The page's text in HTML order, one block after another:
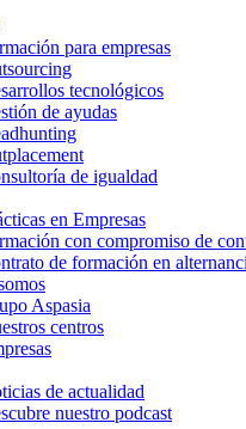
para empresas
tecnológicos
de ayudas
de igualdad
en Empresas
con compromiso de
de formación en
Aspasia
centros
de actualidad
nuestro podcast